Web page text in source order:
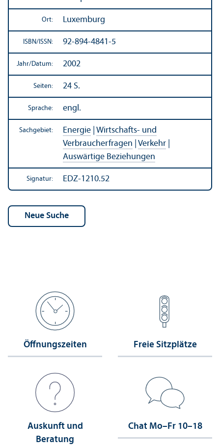
Ort: Luxemburg
ISBN/ ISSN: 92-894-4841-5
Jahr/Datum: 2002
Seiten: 24 S.
Sprache: engl.
Sachgebiet: Energie Wirtschafts- und
Verbraucherfragen
Verkehr
Auswärtige Beziehungen
Signatur: EDZ-1210.52
Öffnungs­zeiten Freie Sitzplätze
Auskunft und
Beratung
Chat Mo–Fr 10–18